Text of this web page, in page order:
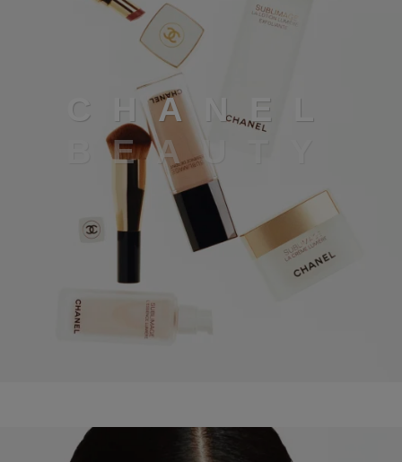
C HA N E
L
BEAU
Chanel beauty